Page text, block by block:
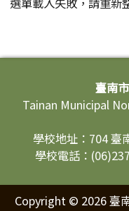
頁尾區域內容
臺南
Tainan Municipal
學校地址：704 臺
學校電話：
Copyright © 2026 臺